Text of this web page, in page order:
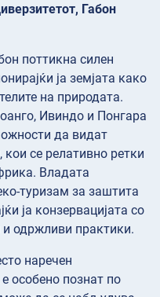
Габон
поттикна силен
ја земјата како
на природата.
Ивиндо и Понгара
да видат
се релативно ретки
Владата
туризам за заштита
ја конзервацијата со
одржливи практики.
наречен
особено познат по